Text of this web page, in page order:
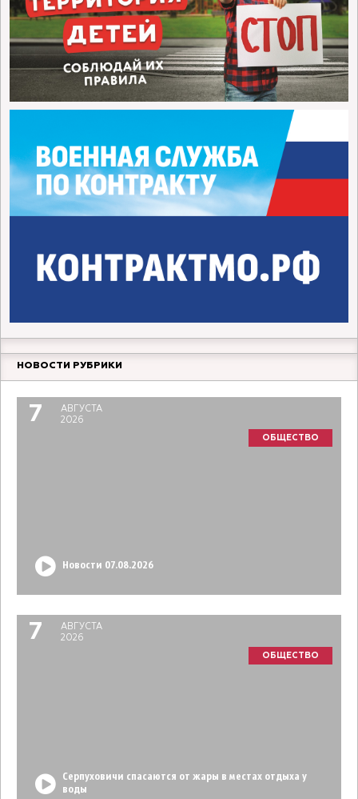
НОВОСТИ РУБРИКИ
7
АВГУСТА
2026
ОБЩЕСТВО
Новости 07.08.2026
7
АВГУСТА
2026
ОБЩЕСТВО
Серпуховичи спасаются от жары в местах отдыха у
воды